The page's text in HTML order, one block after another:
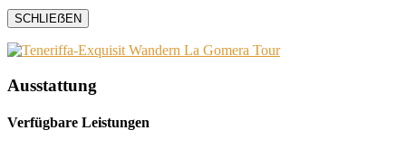
SCHLIEẞEN
Ausstattung
Verfügbare Leistungen